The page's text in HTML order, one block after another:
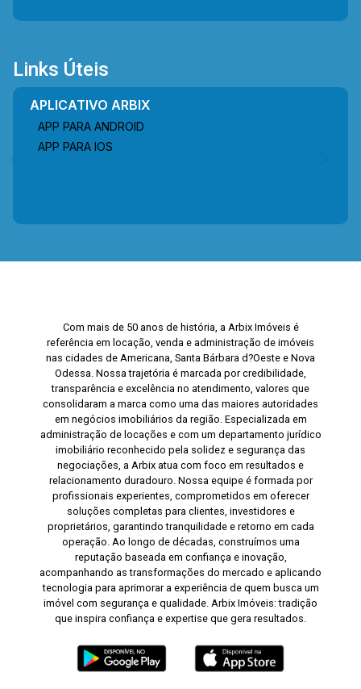
Links Úteis
APLICATIVO ARBIX
APP PARA ANDROID
APP PARA IOS
Com mais de 50 anos de história, a Arbix Imóveis é
referência em locação, venda e administração de imóveis
nas cidades de Americana, Santa Bárbara d?Oeste e Nova
Odessa. Nossa trajetória é marcada por credibilidade,
transparência e excelência no atendimento, valores que
consolidaram a marca como uma das maiores autoridades
em negócios imobiliários da região. Especializada em
administração de locações e com um departamento jurídico
imobiliário reconhecido pela solidez e segurança das
negociações, a Arbix atua com foco em resultados e
relacionamento duradouro. Nossa equipe é formada por
profissionais experientes, comprometidos em oferecer
soluções completas para clientes, investidores e
proprietários, garantindo tranquilidade e retorno em cada
operação. Ao longo de décadas, construímos uma
reputação baseada em confiança e inovação,
acompanhando as transformações do mercado e aplicando
tecnologia para aprimorar a experiência de quem busca um
imóvel com segurança e qualidade. Arbix Imóveis: tradição
que inspira confiança e expertise que gera resultados.